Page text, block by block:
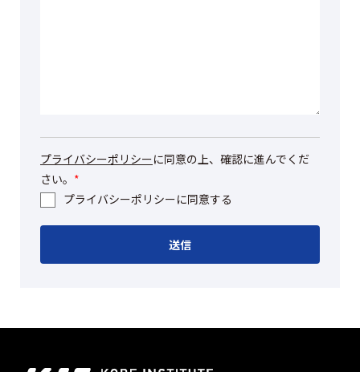
プライバシーポリシーに同意の上、確認に進んでくだ
さい。 *
プライバシーポリシーに同意する